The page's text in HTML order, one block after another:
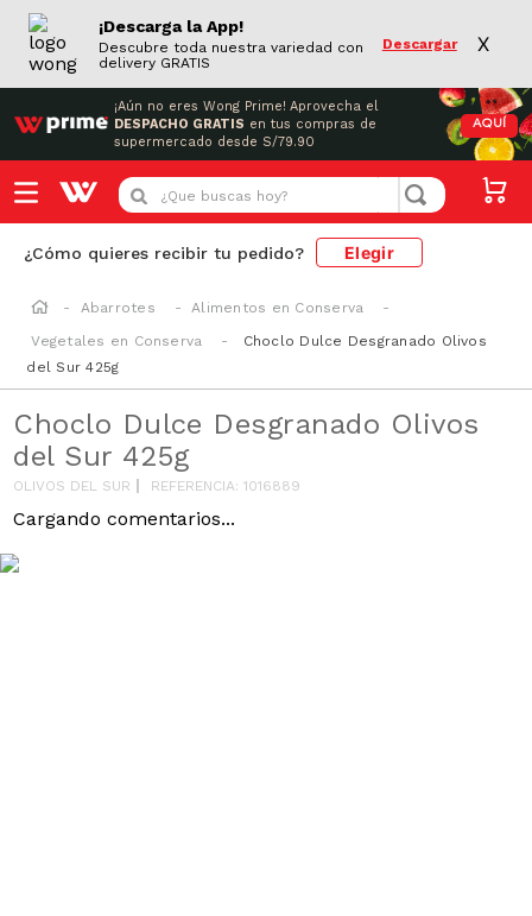
¡Descarga la App!
Descubre toda nuestra variedad con
delivery GRATIS
Descargar X
¡Aún no eres Wong Prime! Aprovecha el
DESPACHO GRATIS en tus compras de
supermercado desde S/79.90
AQUÍ
¿Que buscas hoy?
¿Cómo quieres recibir tu pedido? Elegir
Abarrotes
Alimentos en Conserva
Vegetales en Conserva
Choclo Dulce Desgranado Olivos
del Sur 425g
Choclo Dulce Desgranado Olivos
del Sur 425g
OLIVOS DEL SUR REFERENCIA:1016889
Cargando comentarios...